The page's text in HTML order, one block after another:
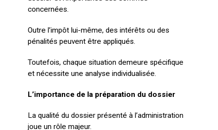
concernées.
Outre l’impôt lui-même, des intérêts ou des
pénalités peuvent être appliqués.
Toutefois, chaque situation demeure spécifique
et nécessite une analyse individualisée.
L’importance de la préparation du dossier
La qualité du dossier présenté à l’administration
joue un rôle majeur.